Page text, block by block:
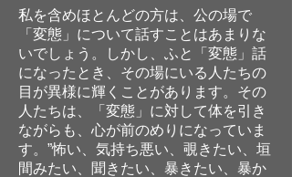
私を含めほとんどの方は、公の場で
「変態」について話すことはあまりな
いでしょう。しかし、ふと「変態」話
になったとき、その場にいる人たちの
目が異様に輝くことがあります。その
人たちは、「変態」に対して体を引き
ながらも、心が前のめりになっていま
す。”怖い、気持ち悪い、覗きたい、垣
間みたい、聞きたい、暴きたい、暴か